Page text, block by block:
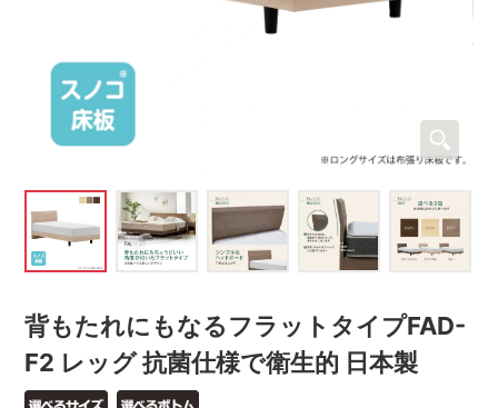
背もたれにもなるフラットタイプFAD-
F2 レッグ 抗菌仕様で衛生的 日本製